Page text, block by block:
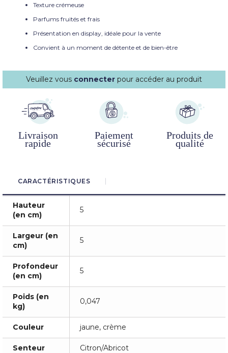
Texture crémeuse
Parfums fruités et frais
Présentation en display, idéale pour la vente
Convient à un moment de détente et de bien-être
Veuillez vous connecter pour accéder au produit
Livraison
rapide
Paiement
sécurisé
Produits de
qualité
CARACTÉRISTIQUES
Hauteur
(en cm)
5
Largeur (en
cm)
5
Profondeur
(en cm)
5
Poids (en
kg)
0,047
Couleur jaune, crème
Senteur Citron/Abricot